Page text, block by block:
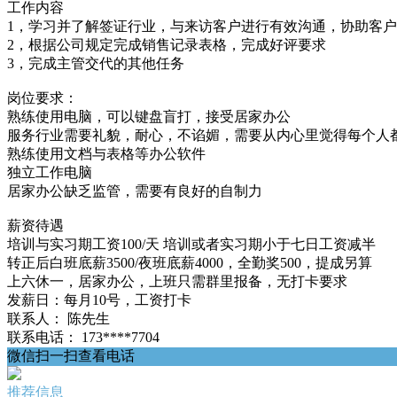
工作内容
1，学习并了解签证行业，与来访客户进行有效沟通，协助客
2，根据公司规定完成销售记录表格，完成好评要求
3，完成主管交代的其他任务
岗位要求：
熟练使用电脑，可以键盘盲打，接受居家办公
服务行业需要礼貌，耐心，不谄媚，需要从内心里觉得每个人
熟练使用文档与表格等办公软件
独立工作电脑
居家办公缺乏监管，需要有良好的自制力
薪资待遇
培训与实习期工资100/天 培训或者实习期小于七日工资减半
转正后白班底薪3500/夜班底薪4000，全勤奖500，提成另算
上六休一，居家办公，上班只需群里报备，无打卡要求
发薪日：每月10号，工资打卡
联系人：
陈先生
联系电话：
173****7704
微信扫一扫查看电话
推荐信息